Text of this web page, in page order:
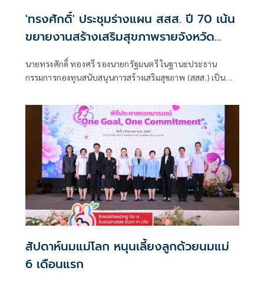
'ทรงศักดิ์' ประชุมร่างแผน สสส. ปี 70 เน้น
ขยายงานสร้างเสริมสุขภาพรายจังหวัด
หนุนขับเคลื่อนใช้ข้อมูลเชิงพื้นที่ เล็งวัดผล
ได้ภายใน 1 ปี
นายทรงศักดิ์ ทองศรี รองนายกรัฐมนตรี ในฐานะประธาน
กรรมการกองทุนสนับสนุนการสร้างเสริมสุขภาพ (สสส.) เป็น
ประจำปี 2570 โดยมีกรรมการกองทุนฯ กรรมการบริหารแผน
ร่วมแลกเปลี่ยนความคิดเห็นพร้อมกำหนดทิศทางการพิจารณา
ร่างแผนฯ ประจำปี 2570
สัปดาห์นมแม่โลก หนุนเลี้ยงลูกด้วยนมแม่
6 เดือนแรก